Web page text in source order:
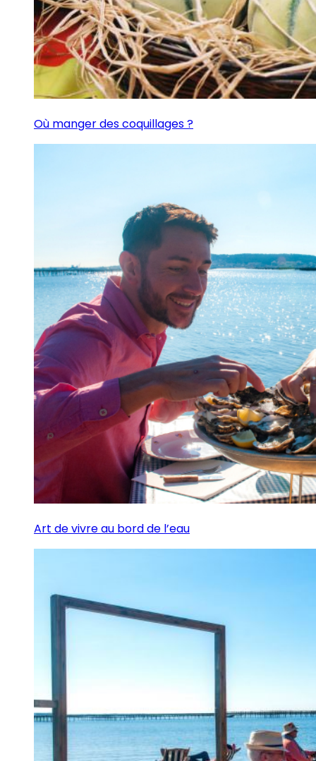
Où manger des coquillages ?
Art de vivre au bord de l’eau